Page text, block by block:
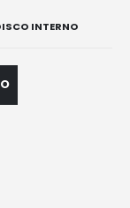
INTERNO